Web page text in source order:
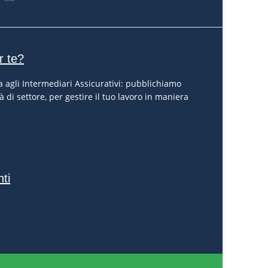
te?
agli Intermediari Assicurativi: pubblichiamo
di settore, per gestire il tuo lavoro in maniera